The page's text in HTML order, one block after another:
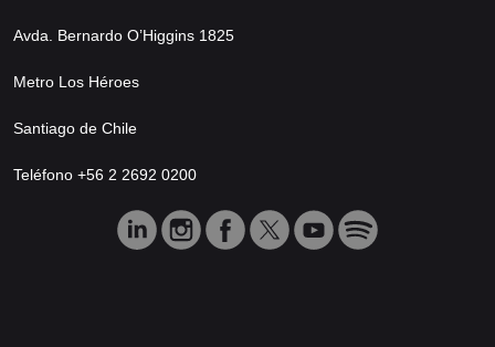
Avda. Bernardo O’Higgins 1825
Metro Los Héroes
Santiago de Chile
Teléfono +56 2 2692 0200